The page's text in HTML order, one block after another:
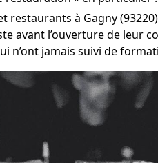
restaurants à Gagny
avant l’ouverture de leur
n’ont jamais suivi de